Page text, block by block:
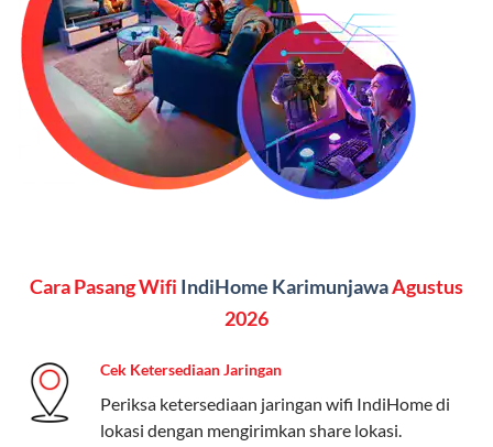
Vidio, WeTV, Disney+, dll.), dan paket TV 82 channel
(untuk beberapa pilihan).
Kelebihan:Paket lengkap untuk pengguna yang
menginginkan internet, komunikasi, dan hiburan
(streaming & TV) dalam satu paket.
Paket Dynamic IP
Fitur:Kecepatan internet 10Mbps-300Mbps, kuota
keluarga, nelpon & SMS semua operator, dan akses
Kelebihan:Cocok untuk pengguna yang membutuhkan
koneksi internet cepat dan stabil dengan fleksibilitas
kuota. Pilihan harga bervariasi sesuai kebutuhan.
Cara Pasang Wifi IndiHome KarimunjawaAgustus
2026
Cek Ketersediaan Jaringan
Periksa ketersediaan jaringan wifi IndiHome di
lokasi dengan mengirimkan share lokasi.